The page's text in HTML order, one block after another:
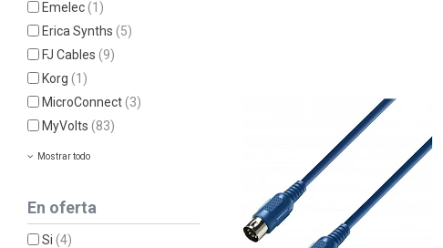
Emelec(1)
Erica Synths(5)
FJ Cables(9)
Korg(1)
MicroConnect(3)
MyVolts(83)
Mostrar todo
En oferta
Si(4)